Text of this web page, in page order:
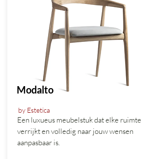
Modalto
by Estetica
Een luxueus meubelstuk dat elke ruimte
verrijkt en volledig naar jouw wensen
aanpasbaar is.